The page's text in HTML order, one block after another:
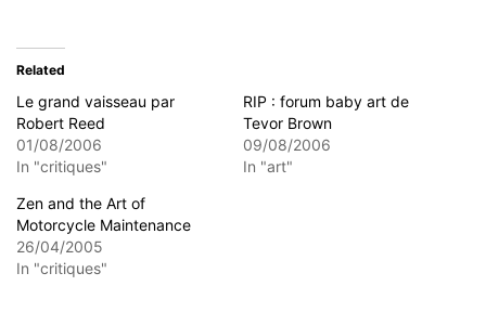
Related
Le grand vaisseau par
Robert Reed
01/08/2006
In "critiques"
RIP : forum baby art de
Tevor Brown
09/08/2006
In "art"
Zen and the Art of
Motorcycle Maintenance
26/04/2005
In "critiques"